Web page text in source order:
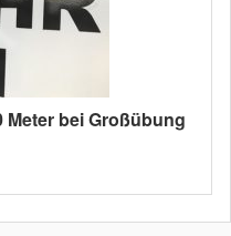
bei Großübung